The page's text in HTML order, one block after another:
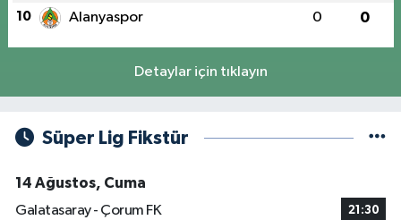
10 Alanyaspor 0 0
Detaylar için tıklayın
Süper Lig Fikstür
14 Ağustos, Cuma
Galatasaray - Çorum FK
21:30